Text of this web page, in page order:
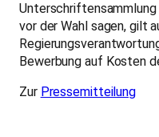
Unterschriftensammlung
vor der Wahl sagen, gilt
Bewerbung auf Kosten
Zur Pressemitteilung